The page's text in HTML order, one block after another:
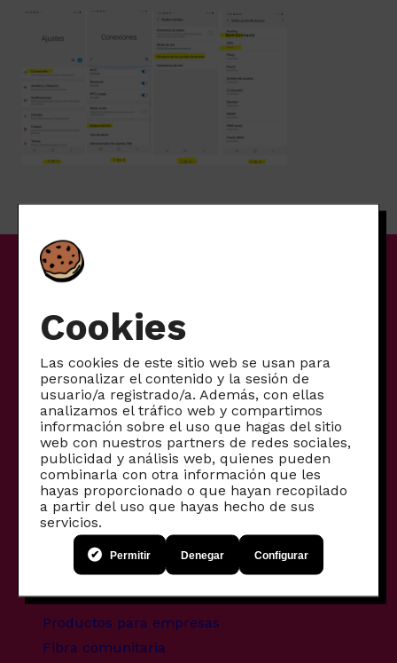
Cookies
Las cookies de este sitio web se usan para
personalizar el contenido y la sesión de
usuario/a registrado/a. Además, con ellas
analizamos el tráfico web y compartimos
información sobre el uso que hagas del sitio
web con nuestros partners de redes sociales,
publicidad y análisis web, quienes pueden
combinarla con otra información que les
hayas proporcionado o que hayan recopilado
a partir del uso que hayas hecho de sus
servicios.
Permitir Denegar Configurar
Tarifas
Móvil
Internet
Internet + móvil
Productos para empresas
Fibra comunitaria